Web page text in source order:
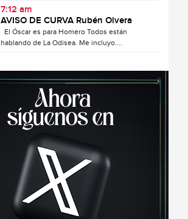
7:12 am
AVISO DE CURVA Rubén Olvera
El Óscar es para Homero Todos están
hablando de La Odisea. Me incluyo....